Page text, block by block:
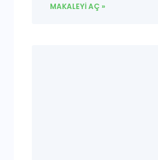
MAKALEYI AÇ »